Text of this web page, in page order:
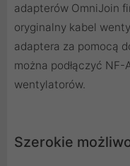
adapterów OmniJoin
oryginalny kabel
adaptera za pomocą
można podłączyć
wentylatorów.
Szerokie